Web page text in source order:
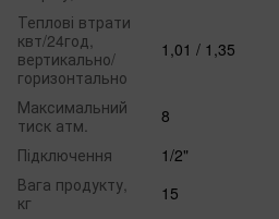
Теплові втрати
квт/24год,
вертикально/
горизонтально
1,01 / 1,35
Максимальний
тиск атм.
8
Підключення
1/2"
Вага продукту,
кг
15